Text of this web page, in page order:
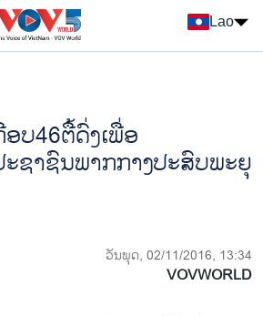
Lao
ບ46ຕື້ດົ່ງເພື່ອ
າຊົນພາກກາງປະສົບພະຍຸ
ວັນພຸດ, 02/11/2016, 13:34
VOVWORLD